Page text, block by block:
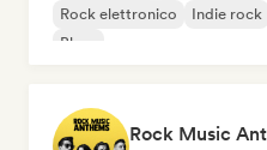
Rock elettronico
Indie rock
Blues
Rock Music